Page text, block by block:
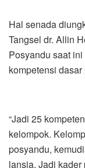
Hal senada
Tangsel dr. Allin
Posyandu saat
kompetensi
“Jadi 25
kelompok.
posyandu,
lansia. Jadi